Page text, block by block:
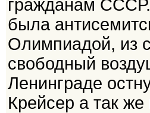
гражданам
была
Олимпиадой, из
свободный
Ленинграде
Крейсер а так же